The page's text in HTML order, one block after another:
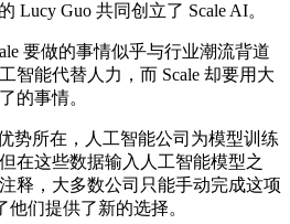
Lucy Guo 共同创立了 Scale AI。
要做的事情似乎与行业潮流背道
智能代替人力，而 Scale 却要用大
的事情。
所在，人工智能公司为模型训练
在这些数据输入人工智能模型之
释，大多数公司只能手动完成这项
他们提供了新的选择。